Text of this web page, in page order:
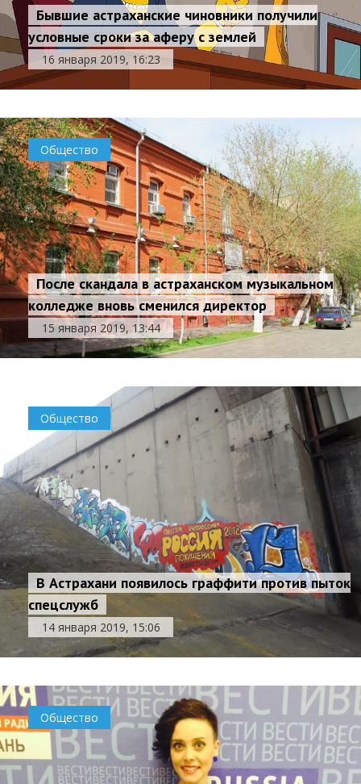
Бывшие астраханские чиновники получили
условные сроки за аферу с землей
16 января 2019, 16:23
Общество
После скандала в астраханском музыкальном
колледже вновь сменился директор
15 января 2019, 13:44
Общество
В Астрахани появилось граффити против пыток
спецслужб
14 января 2019, 15:06
Общество